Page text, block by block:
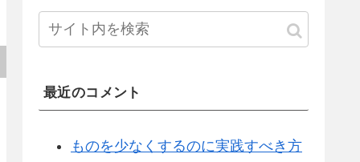
最近のコメント
ものを少なくするのに実践すべき方